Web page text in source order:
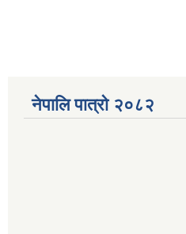
नेपालि पात्रो २०८२